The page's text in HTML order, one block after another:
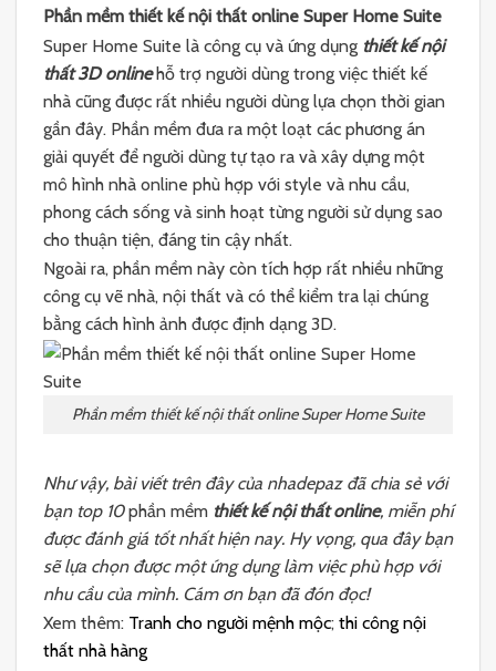
Phần mềm thiết kế nội thất online Super Home Suite
Super Home Suite là công cụ và ứng dụng thiết kế nội
thất 3D onlinehỗ trợ người dùng trong việc thiết kế
nhà cũng được rất nhiều người dùng lựa chọn thời gian
gần đây. Phần mềm đưa ra một loạt các phương án
giải quyết để người dùng tự tạo ra và xây dựng một
mô hình nhà online phù hợp với style và nhu cầu,
phong cách sống và sinh hoạt từng người sử dụng sao
cho thuận tiện, đáng tin cậy nhất.
Ngoài ra, phần mềm này còn tích hợp rất nhiều những
công cụ vẽ nhà, nội thất và có thể kiểm tra lại chúng
bằng cách hình ảnh được định dạng 3D.
Phần mềm thiết kế nội thất online Super Home Suite
Như vậy, bài viết trên đây của nhadepaz đã chia sẻ với
bạn top 10phần mềm thiết kế nội thất online, miễn phí
được đánh giá tốt nhất hiện nay. Hy vọng, qua đây bạn
sẽ lựa chọn được một ứng dụng làm việc phù hợp với
nhu cầu của mình. Cám ơn bạn đã đón đọc!
Xem thêm: Tranh cho người mệnh mộc; thi công nội
thất nhà hàng